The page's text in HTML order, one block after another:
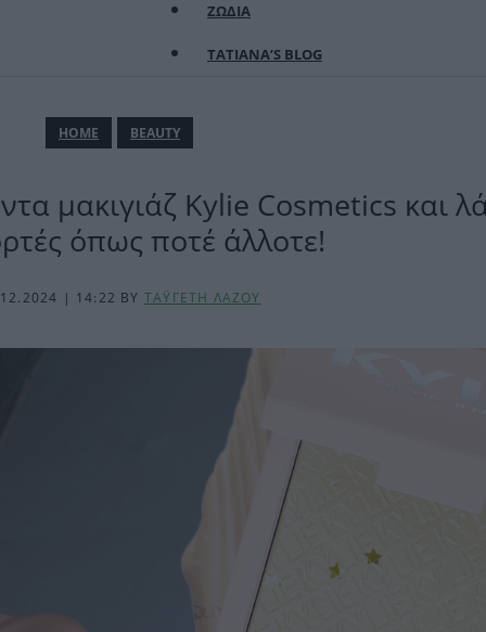
ΖΩΔΙΑ
TATIANA’S BLOG
ΗΟΜΕ BEAUTY
μακιγιάζ Kylie Cosmetics και
όπως ποτέ άλλοτε!
| 14:22 BY ΤΑΫΓΕΤΗ ΛΑΖΟΥ